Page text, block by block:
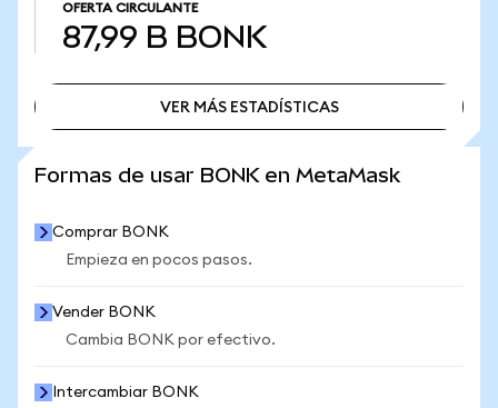
OFERTA CIRCULANTE
87,99 B BONK
VER MÁS ESTADÍSTICAS
Formas de usar BONK en MetaMask
Comprar BONK
Empieza en pocos pasos.
Vender BONK
Cambia BONK por efectivo.
Intercambiar BONK